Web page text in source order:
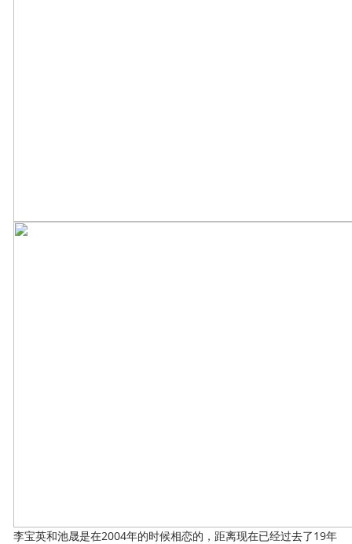
李宝英和池晟是在2004年的时候相恋的，距离现在已经过去了19年